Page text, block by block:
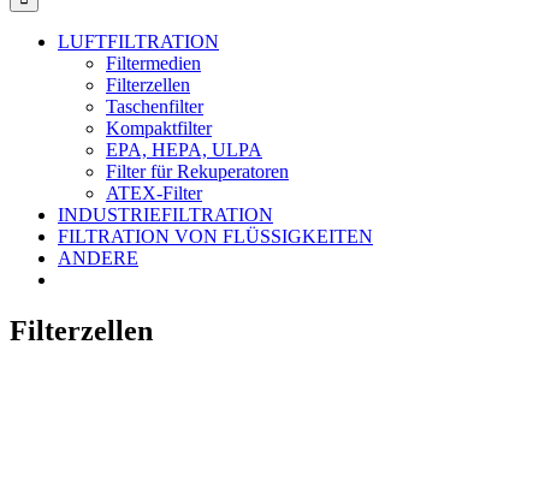
LUFTFILTRATION
Filtermedien
Filterzellen
Taschenfilter
Kompaktfilter
EPA, HEPA, ULPA
Filter für Rekuperatoren
ATEX-Filter
INDUSTRIEFILTRATION
FILTRATION VON FLÜSSIGKEITEN
ANDERE
Filterzellen